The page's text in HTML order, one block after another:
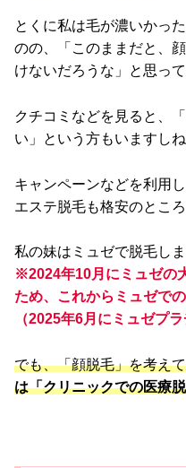
とくに私は毛が濃いかっ
のの、「このままだと、
けないだろうな」と思って
クチコミなどを見ると、
い」という方もいますしね
キャンペーンなどを利用
エステ脱毛も格安のとこ
私の妹はミュゼで脱毛しま
※2024年10月にミュゼの
ため、これからミュゼで
（2025年6月にミュゼプ
でも、「顔脱毛」を考え
は「クリニックでの医療